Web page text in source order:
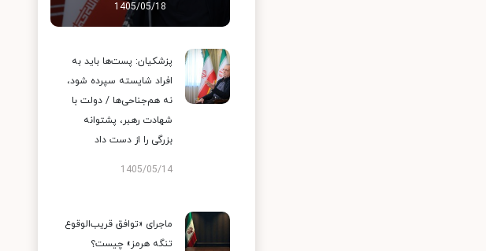
1405/05/18
پزشکیان: پست‌ها باید به
افراد شایسته سپرده شود،
نه هم‌جناحی‌ها / دولت با
شهادت رهبر، پشتوانه
بزرگی را از دست داد
1405/05/14
ماجرای «توافق قریب‌الوقوع
تنگه هرمز» چیست؟